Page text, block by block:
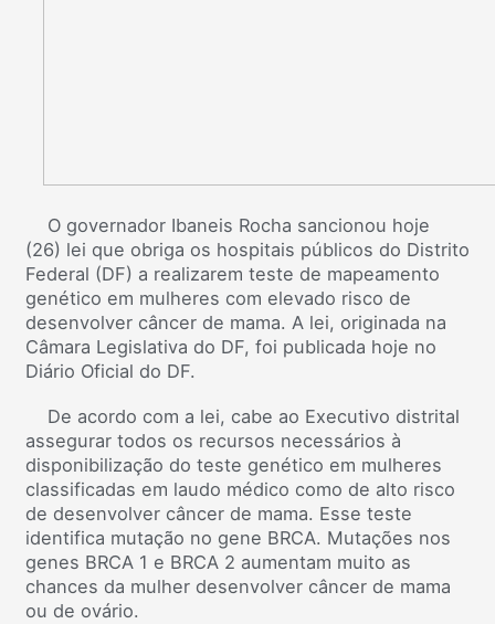
O governador Ibaneis Rocha sancionou hoje
(26) lei que obriga os hospitais públicos do Distrito
Federal (DF) a realizarem teste de mapeamento
genético em mulheres com elevado risco de
desenvolver câncer de mama. A lei, originada na
Câmara Legislativa do DF, foi publicada hoje no
Diário Oficial do DF.
De acordo com a lei, cabe ao Executivo distrital
assegurar todos os recursos necessários à
disponibilização do teste genético em mulheres
classificadas em laudo médico como de alto risco
de desenvolver câncer de mama. Esse teste
identifica mutação no gene BRCA. Mutações nos
genes BRCA 1 e BRCA 2 aumentam muito as
chances da mulher desenvolver câncer de mama
ou de ovário.